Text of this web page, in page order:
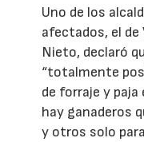
Uno de los
afectados, el de
Nieto, declaró
“totalmente
de forraje y paja
hay ganaderos
y otros solo